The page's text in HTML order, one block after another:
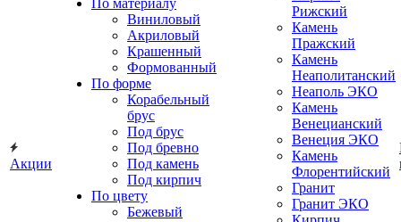
Акции
По материалу
Виниловый
Акриловый
Крашенный
Формованный
По форме
Корабельный
брус
Под брус
Под бревно
Под камень
Под кирпич
По цвету
Бежевый
Рижский
Камень
Пражский
Камень
Неаполитанский
Неаполь ЭКО
Камень
Венецианский
Венеция ЭКО
Камень
Флорентийский
Гранит
Гранит ЭКО